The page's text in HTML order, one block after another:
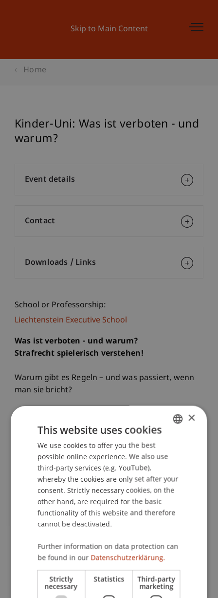
Skip to Main Content
Home
Kinder-Uni: Was ist verboten - und
warum?
School or Professorship:
Liechtenstein Executive School
Was ist verboten - und warum?
Strafrecht spielerisch verstehen!
Warum gibt es Regeln – und was passiert, wenn
man sie bricht?
spannende und spielerische Weise wichtige
kurzen Geschichten (z.B. Betrug beim Kartenspiel,
gefälschte Entschuldigung, verschwundene
Mütze) entdecken sie, warum Lügen, Fälschen
oder Stehlen unrechtmässig sind – und welche
Folgen solche Handlungen haben können.
An interaktiven Stationen können die Kinder
Diebstahl oder gefunden? Erlaubt oder verboten?
So wird Strafrecht erlebbar und verständlich.
Begleitprogramm für Erwachsene: Gefahren im
Event details
Contact
Downloads / Links
ENGLISH
×
This website uses cookies
We use cookies to offer you the best
possible online experience. We also use
third-party services (e.g. YouTube),
whereby the cookies are only set after your
consent. Strictly necessary cookies, on the
other hand, are required for the basic
functionality of this website and therefore
cannot be deactivated.
Further information on data protection can
be found in our Datenschutzerklärung.
Strictly
necessary
Statistics Third-party
marketing